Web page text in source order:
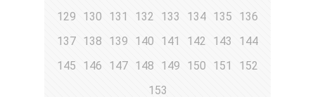
129
130 131 132 133 134 135
136
137 138 139 140 141 142 143
144
145
146 147 148 149 150 151
152
153